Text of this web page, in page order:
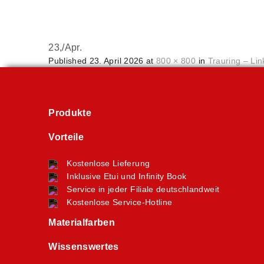
23,/Apr.
Published 23. April 2026 at800 × 800 in Trauring –
Produkte
Vorteile
Kostenlose Lieferung
Inklusive Etui und Infinity Book
Service in jeder Filiale deutschlandweit
Kostenlose Service-Hotline
Materialfarben
Wissenswertes